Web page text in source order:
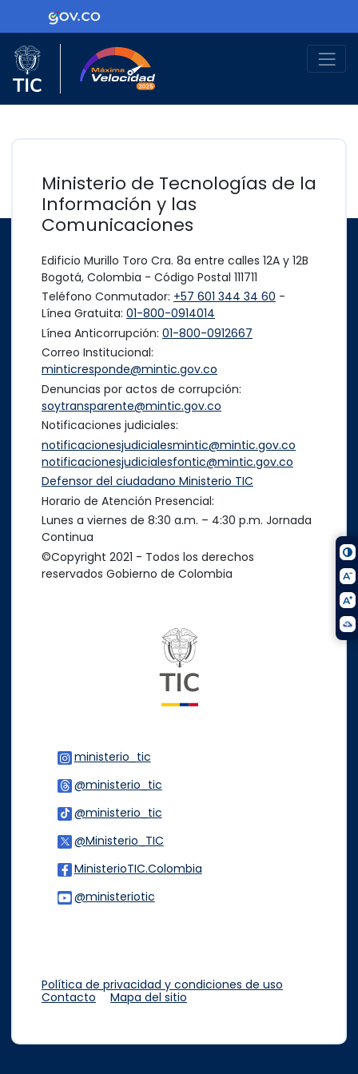
Ir al contenido principalLogo Gobierno de Colombia
Logo del Ministerio TIC
Ministerio de Tecnologías de la
Información y las
Comunicaciones
Edificio Murillo Toro Cra. 8a entre calles 12A y 12B
Bogotá, Colombia - Código Postal 111711
Teléfono Conmutador: +57 601 344 34 60 -
Línea Gratuita: 01-800-0914014
Línea Anticorrupción: 01-800-0912667
Correo Institucional:
minticresponde@mintic.gov.co
Denuncias por actos de corrupción:
soytransparente@mintic.gov.co
Notificaciones judiciales:
notificacionesjudicialesmintic@mintic.gov.co
notificacionesjudicialesfontic@mintic.gov.co
Defensor del ciudadano Ministerio TIC
Horario de Atención Presencial:
Lunes a viernes de 8:30 a.m. – 4:30 p.m. Jornada
Continua
©Copyright 2021 - Todos los derechos
reservados Gobierno de Colombia
ministerio_tic
@ministerio_tic
@ministerio_tic
@Ministerio_TIC
MinisterioTIC.Colombia
@ministeriotic
Política de privacidad y condiciones de uso
Contacto
Mapa del sitio